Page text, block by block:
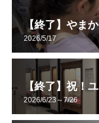
2026/5/17
2026/6/23～7/26